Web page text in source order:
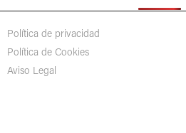
Política de privacidad
Política de Cookies
Aviso Legal